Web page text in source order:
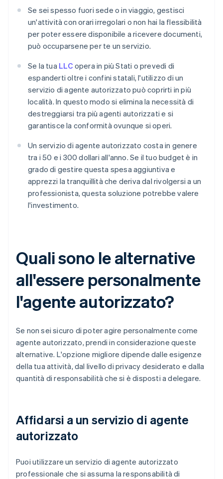
Se sei spesso fuori sede o in viaggio, gestisci
un'attività con orari irregolari o non hai la flessibilità
per poter essere disponibile a ricevere documenti,
può occuparsene per te un servizio.
Se la tua LLC opera in più Stati o prevedi di
espanderti oltre i confini statali, l'utilizzo di un
servizio di agente autorizzato può coprirti in più
località. In questo modo si elimina la necessità di
destreggiarsi tra più agenti autorizzati e si
garantisce la conformità ovunque si operi.
Un servizio di agente autorizzato costa in genere
tra i 50 e i 300 dollari all'anno. Se il tuo budget è in
grado di gestire questa spesa aggiuntiva e
apprezzi la tranquillità che deriva dal rivolgersi a un
professionista, questa soluzione potrebbe valere
l'investimento.
Quali sono le alternative
all'essere personalmente
l'agente autorizzato?
Se non sei sicuro di poter agire personalmente come
agente autorizzato, prendi in considerazione queste
alternative. L'opzione migliore dipende dalle esigenze
della tua attività, dal livello di privacy desiderato e dalla
quantità di responsabilità che si è disposti a delegare.
Affidarsi a un servizio di agente
autorizzato
Puoi utilizzare un servizio di agente autorizzato
professionale che si assuma la responsabilità di